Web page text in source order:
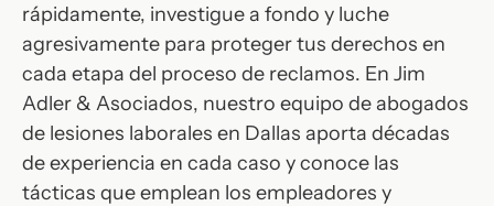
rápidamente, investigue a fondo y luche
agresivamente para proteger tus derechos en
cada etapa del proceso de reclamos. En Jim
Adler & Asociados, nuestro equipo de abogados
de lesiones laborales en Dallas aporta décadas
de experiencia en cada caso y conoce las
tácticas que emplean los empleadores y